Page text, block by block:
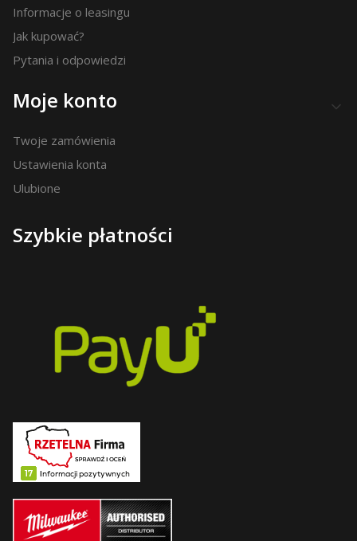
Informacje o leasingu
Jak kupować?
Pytania i odpowiedzi
Moje konto
Twoje zamówienia
Ustawienia konta
Ulubione
Szybkie płatności